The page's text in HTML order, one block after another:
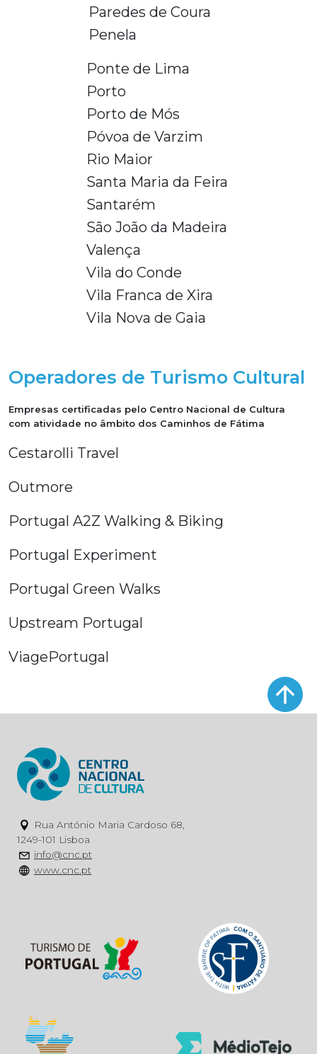
Paredes de Coura
Penela
Ponte de Lima
Porto
Porto de Mós
Póvoa de Varzim
Rio Maior
Santa Maria da Feira
Santarém
São João da Madeira
Valença
Vila do Conde
Vila Franca de Xira
Vila Nova de Gaia
Operadores de Turismo Cultural
Empresas certificadas pelo Centro Nacional de Cultura
com atividade no âmbito dos Caminhos de Fátima
Cestarolli Travel
Outmore
Portugal A2Z Walking & Biking
Portugal Experiment
Portugal Green Walks
Upstream Portugal
ViagePortugal
Rua António Maria Cardoso 68,
1249-101 Lisboa
info@cnc.pt
www.cnc.pt